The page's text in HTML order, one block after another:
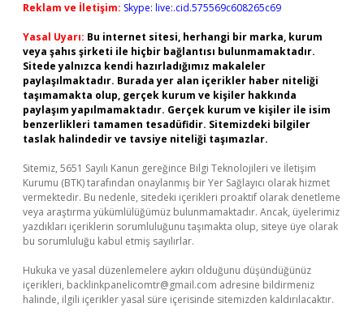
Reklam ve İletişim: Skype: live:.cid.575569c608265c69
Yasal Uyarı: Bu internet sitesi, herhangi bir marka, kurum
veya şahıs şirketi ile hiçbir bağlantısı bulunmamaktadır.
Sitede yalnızca kendi hazırladığımız makaleler
paylaşılmaktadır. Burada yer alan içerikler haber niteliği
taşımamakta olup, gerçek kurum ve kişiler hakkında
paylaşım yapılmamaktadır. Gerçek kurum ve kişiler ile isim
benzerlikleri tamamen tesadüfidir. Sitemizdeki bilgiler
taslak halindedir ve tavsiye niteliği taşımazlar.
Sitemiz, 5651 Sayılı Kanun gereğince Bilgi Teknolojileri ve İletişim
Kurumu (BTK) tarafından onaylanmış bir Yer Sağlayıcı olarak hizmet
vermektedir. Bu nedenle, sitedeki içerikleri proaktif olarak denetleme
veya araştırma yükümlülüğümüz bulunmamaktadır. Ancak, üyelerimiz
yazdıkları içeriklerin sorumluluğunu taşımakta olup, siteye üye olarak
bu sorumluluğu kabul etmiş sayılırlar.
Hukuka ve yasal düzenlemelere aykırı olduğunu düşündüğünüz
içerikleri, backlinkpanelicomtr@gmail.com adresine bildirmeniz
halinde, ilgili içerikler yasal süre içerisinde sitemizden kaldırılacaktır.